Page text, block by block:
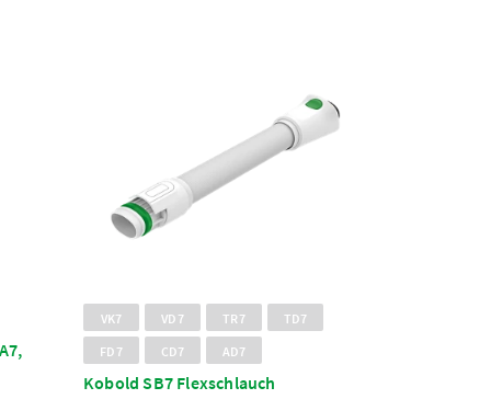
VK7 VD7 TR7
TD7
FD7
CD7 AD7
Kobold SB7 Flexschlauch